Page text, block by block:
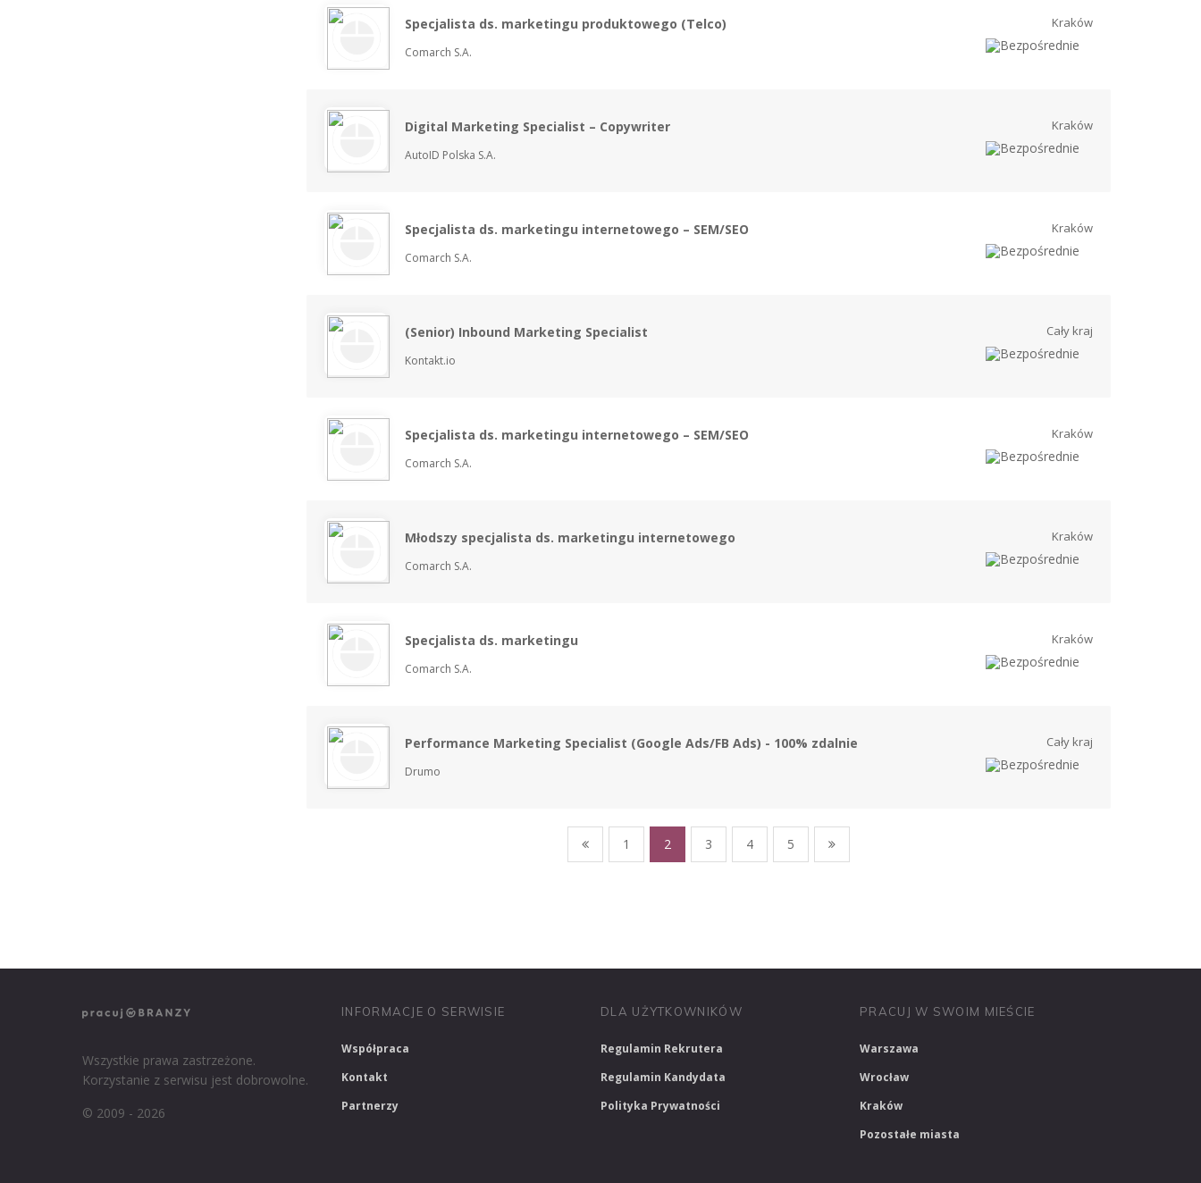
Specjalista ds. marketingu produktowego (Telco)
Comarch S.A.
Kraków
Digital Marketing Specialist – Copywriter
AutoID Polska S.A.
Kraków
Specjalista ds. marketingu internetowego – SEM/SEO
Comarch S.A.
Kraków
(Senior) Inbound Marketing Specialist
Kontakt.io
Cały kraj
Specjalista ds. marketingu internetowego – SEM/SEO
Comarch S.A.
Kraków
Młodszy specjalista ds. marketingu internetowego
Comarch S.A.
Kraków
Specjalista ds. marketingu
Comarch S.A.
Kraków
Performance Marketing Specialist (Google Ads/FB Ads) - 100% zdalnie
Drumo
Cały kraj
1 2 3 4 5
Wszystkie prawa zastrzeżone.
Korzystanie z serwisu jest dobrowolne.
© 2009 - 2026
INFORMACJE O SERWISIE
Współpraca
Kontakt
Partnerzy
DLA UŻYTKOWNIKÓW
Regulamin Rekrutera
Regulamin Kandydata
Polityka Prywatności
PRACUJ W SWOIM MIEŚCIE
Warszawa
Wrocław
Kraków
Pozostałe miasta